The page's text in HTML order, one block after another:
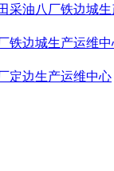
采油八厂铁边城
铁边城生产运维中
定边生产运维中心